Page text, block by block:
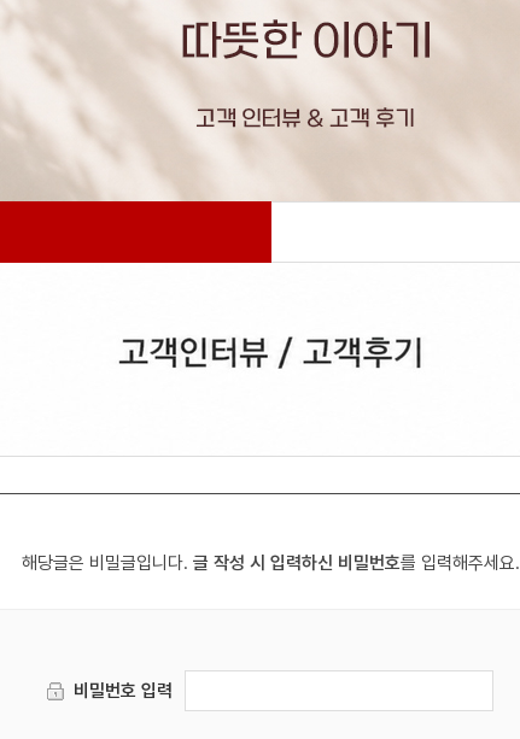
해당글은 비밀글입니다. 글 작성 시 입력하신 비밀번호를 입력해주세요.
비밀번호 입력